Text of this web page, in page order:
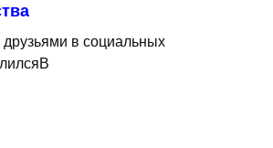
друзьями в социальных